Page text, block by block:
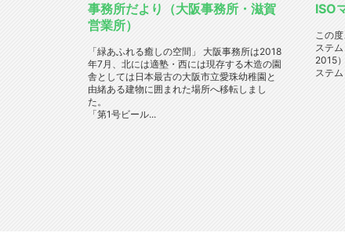
事務所だより（大阪事務所・滋賀
営業所）
「緑あふれる癒しの空間」 大阪事務所は2018
年7月、北には適塾・西には現存する木造の園
舎としては日本最古の大阪市立愛珠幼稚園と
由緒ある建物に囲まれた場所へ移転しまし
た。
「第1号ビール...
ISO
この
ステ
2015
ステ